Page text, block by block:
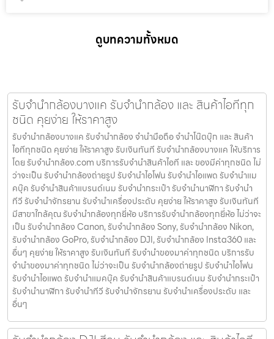
ดูบทความทั้งหมด
รับจำนำกล้องบางแค รับจํานํากล้อง และ สินค้าไอทีทุก
ชนิด คุยง่าย ให้ราคาสูง
รับจำนำกล้องบางแค รับจํานํากล้อง จำนำมือถือ จำนำโน๊ตบุ๊ก และ สินค้า
ไอทีทุกชนิด คุยง่าย ให้ราคาสูง รับเงินทันที รับจำนำกล้องบางแค ให้บริการ
โดย รับจํานํากล้อง.com บริการรับจํานําสินค้าไอที และ ของมีค่าทุกชนิด ไม่
ว่าจะเป็น รับจํานํากล้องถ่ายรูป รับจํานําไอโฟน รับจํานําไอแพด รับจํานําแม
คบุ๊ค รับจํานําสินค้าแบรนด์เนม รับจํานํากระเป๋า รับจํานํานาฬิกา รับจํานํา
ทีวี รับจํานําจักรยาน รับจํานําเครื่องประดับ คุยง่าย ให้ราคาสูง รับเงินทันที
มีสาขาใกล้คุณ รับจำนำกล้องทุกยี่ห้อ บริการรับจำนำกล้องทุกยี่ห้อ ไม่ว่าจะ
เป็น รับจำนำกล้อง Canon, รับจำนำกล้อง Sony, รับจำนำกล้อง Nikon,
รับจำนำกล้อง GoPro, รับจำนำกล้อง DJI, รับจำนำกล้อง Insta360 และ
อื่นๆ คุยง่าย ให้ราคาสูง รับเงินทันที รับจำนำของมาค่าทุกชนิด บริการรับ
จำนำของมาค่าทุกชนิด ไม่ว่าจะเป็น รับจํานํากล้องถ่ายรูป รับจํานําไอโฟน
รับจํานําไอแพด รับจํานําแมคบุ๊ค รับจํานําสินค้าแบรนด์เนม รับจํานํากระเป๋า
รับจํานํานาฬิกา รับจํานําทีวี รับจํานําจักรยาน รับจํานําเครื่องประดับ และ
อื่นๆ